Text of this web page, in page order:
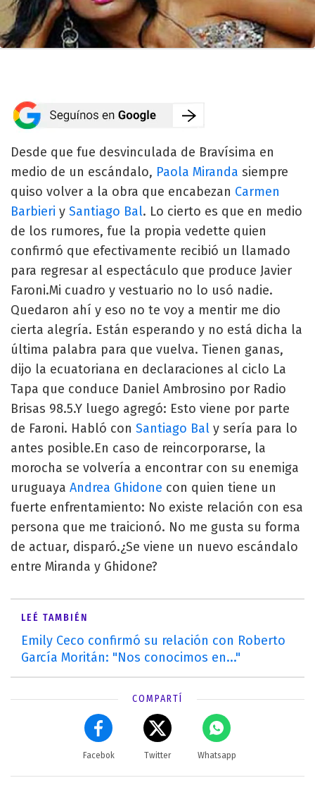
Desde que fue desvinculada de Bravísima en
medio de un escándalo, Paola Miranda siempre
quiso volver a la obra que encabezan Carmen
Barbieri y Santiago Bal. Lo cierto es que en medio
de los rumores, fue la propia vedette quien
confirmó que efectivamente recibió un llamado
para regresar al espectáculo que produce Javier
Faroni.Mi cuadro y vestuario no lo usó nadie.
Quedaron ahí y eso no te voy a mentir me dio
cierta alegría. Están esperando y no está dicha la
última palabra para que vuelva. Tienen ganas,
dijo la ecuatoriana en declaraciones al ciclo La
Tapa que conduce Daniel Ambrosino por Radio
Brisas 98.5.Y luego agregó: Esto viene por parte
de Faroni. Habló con Santiago Bal y sería para lo
antes posible.En caso de reincorporarse, la
morocha se volvería a encontrar con su enemiga
uruguaya Andrea Ghidone con quien tiene un
fuerte enfrentamiento: No existe relación con esa
persona que me traicionó. No me gusta su forma
de actuar, disparó.¿Se viene un nuevo escándalo
entre Miranda y Ghidone?
LEÉ TAMBIÉN
Emily Ceco confirmó su relación con Roberto
García Moritán: "Nos conocimos en..."
COMPARTÍ
Facebok Twitter Whatsapp